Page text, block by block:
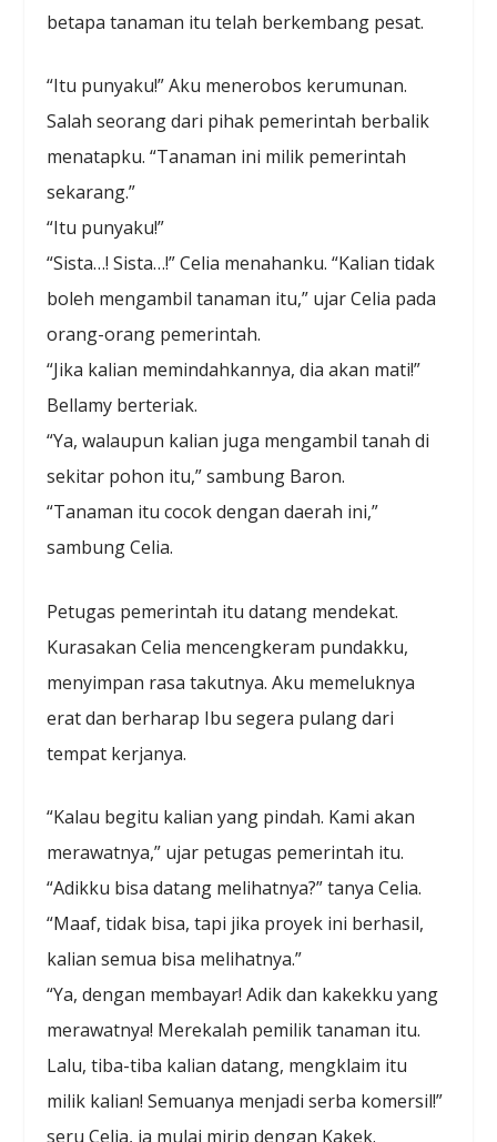
betapa tanaman itu telah berkembang pesat.
“Itu punyaku!” Aku menerobos kerumunan.
Salah seorang dari pihak pemerintah berbalik
menatapku. “Tanaman ini milik pemerintah
sekarang.”
“Itu punyaku!”
“Sista…! Sista…!” Celia menahanku. “Kalian tidak
boleh mengambil tanaman itu,” ujar Celia pada
orang-orang pemerintah.
“Jika kalian memindahkannya, dia akan mati!”
Bellamy berteriak.
“Ya, walaupun kalian juga mengambil tanah di
sekitar pohon itu,” sambung Baron.
“Tanaman itu cocok dengan daerah ini,”
sambung Celia.
Petugas pemerintah itu datang mendekat.
Kurasakan Celia mencengkeram pundakku,
menyimpan rasa takutnya. Aku memeluknya
erat dan berharap Ibu segera pulang dari
tempat kerjanya.
“Kalau begitu kalian yang pindah. Kami akan
merawatnya,” ujar petugas pemerintah itu.
“Adikku bisa datang melihatnya?” tanya Celia.
“Maaf, tidak bisa, tapi jika proyek ini berhasil,
kalian semua bisa melihatnya.”
“Ya, dengan membayar! Adik dan kakekku yang
merawatnya! Merekalah pemilik tanaman itu.
Lalu, tiba-tiba kalian datang, mengklaim itu
milik kalian! Semuanya menjadi serba komersil!”
seru Celia, ia mulai mirip dengan Kakek.